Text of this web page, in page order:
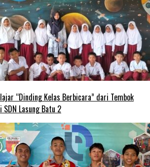
“Dinding Kelas Berbicara” dari Tembok
SDN Lasung Batu 2